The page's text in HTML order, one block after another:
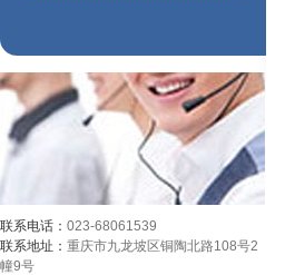
联系电话： 023-68061539
联系地址： 重庆市九龙坡区铜陶北路108号2
幢9号